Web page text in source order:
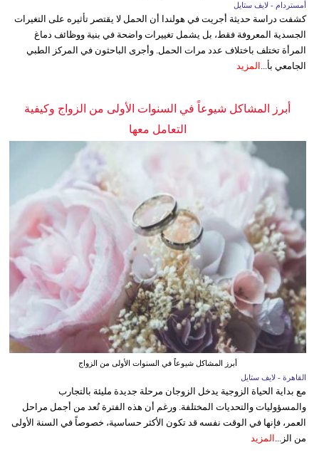
أمستردام - لايف ستايل
كشفت دراسة حديثة أجريت في هولندا أن الحمل لا يقتصر تأثيره على التغيرات
الجسدية المعروفة فقط، بل يشمل تغييرات واضحة في بنية ووظائف دماغ
المرأة تختلف باختلاف عدد مرات الحمل. وأجرى الباحثون في المركز الطبي
الجامعي بأ... المزيد
أبرز المشاكل شيوعاً في السنوات الأولى من الزواج وكيفية
التعامل معها
أبرز المشاكل شيوعاً في السنوات الأولى من الزواج
القاهرة - لايف ستايل
مع بداية الحياة الزوجية يدخل الزوجان مرحلة جديدة مليئة بالتجارب
والمسؤوليات والتحديات المختلفة. ورغم أن هذه الفترة تُعد من أجمل مراحل
العمر، فإنها في الوقت نفسه قد تكون الأكثر حساسية، خصوصاً في السنة الأولى
من الز...
المزيد